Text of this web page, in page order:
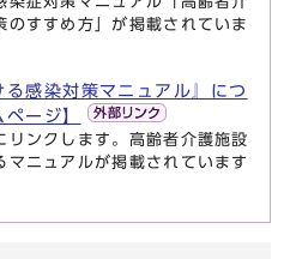
のすすめ方」が掲載されていま
る感染対策マニュアル』につ
ージ】
リンクします。高齢者介護施設
マニュアルが掲載されています